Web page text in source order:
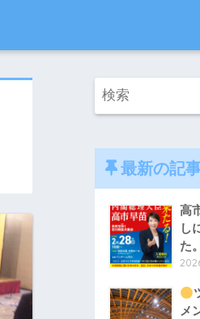
最新の記
高
し
た。
メ